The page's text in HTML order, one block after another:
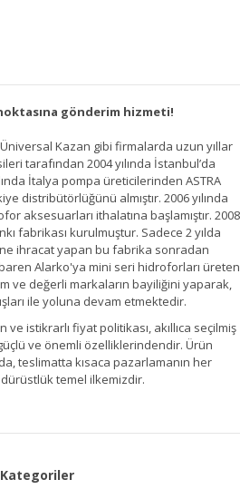
gönderim hizmeti!
Kazan gibi firmalarda uzun yıllar
tarafından 2004 yılında İstanbul’da
İtalya pompa üreticilerinden ASTRA
distribütörlüğünü almıştır. 2006 yılında
aksesuarları ithalatına başlamıştır. 2008
fabrikası kurulmuştur. Sadece 2 yılda
ihracat yapan bu fabrika sonradan
Alarko'ya mini seri hidroforları üreten
ve değerli markaların bayiliğini yaparak,
ile yoluna devam etmektedir.
ve istikrarlı fiyat politikası, akıllıca seçilmiş
ve önemli özelliklerindendir. Ürün
teslimatta kısaca pazarlamanın her
temel ilkemizdir.
Kategoriler